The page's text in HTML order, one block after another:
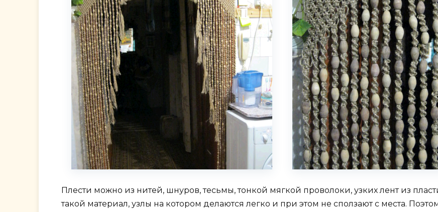
Плести можно из нитей, шнуров, тесьмы, тонкой мягкой проволоки, узких лент из
такой материал, узлы на котором делаются легко и при этом не сползают с места.